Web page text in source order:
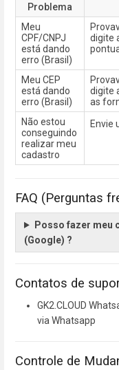
Problema
Meu
CPF/CNPJ
está dando
erro (Brasil)
digite
Meu CEP
está dando
erro (Brasil)
digite
as
Não estou
conseguindo
realizar meu
cadastro
Envie
FAQ (Perguntas
Posso fazer meu
(Google) ?
Contatos de
GK2.CLOUD
via Whatsapp
Controle de